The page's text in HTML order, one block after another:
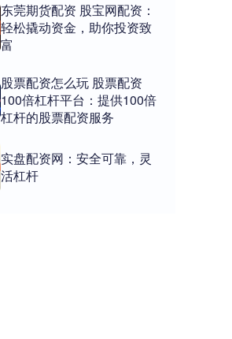
东莞期货配资 股宝网配资：
轻松撬动资金，助你投资致
富
股票配资怎么玩 股票配资
100倍杠杆平台：提供100倍
杠杆的股票配资服务
实盘配资网：安全可靠，灵
活杠杆